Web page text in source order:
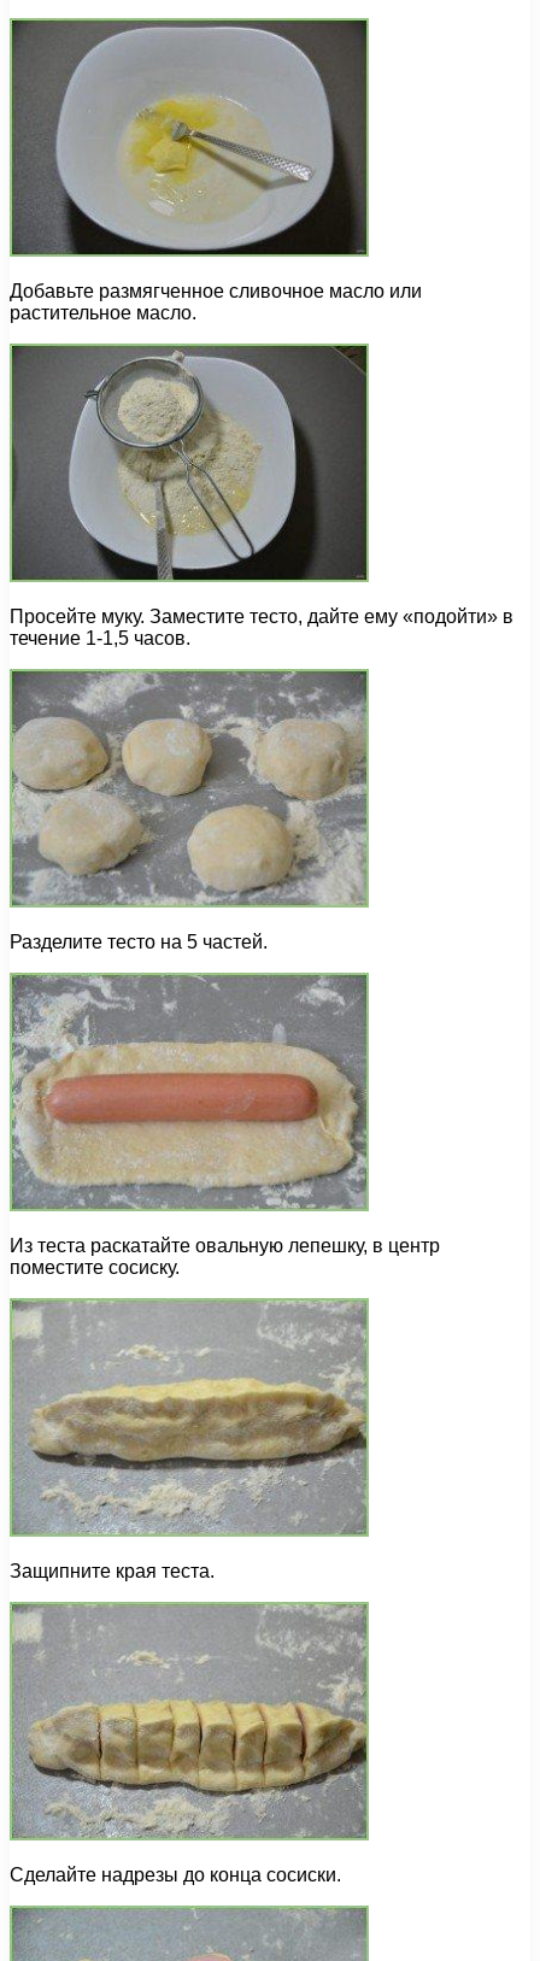
Добавьте размягченное сливочное масло или
растительное масло.
Просейте муку. Заместите тесто, дайте ему «подойти» в
течение 1-1,5 часов.
Разделите тесто на 5 частей.
Из теста раскатайте овальную лепешку, в центр
поместите сосиску.
Защипните края теста.
Сделайте надрезы до конца сосиски.